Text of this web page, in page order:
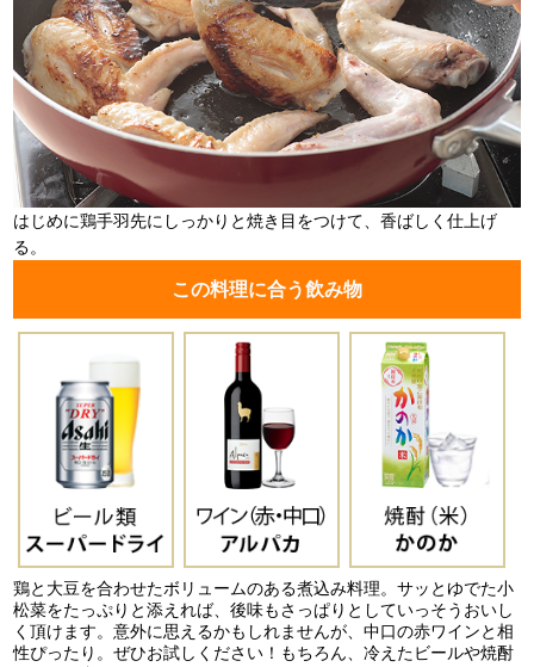
はじめに鶏手羽先にしっかりと焼き目をつけて、香ばしく仕上げ
る。
この料理に合う飲み物
鶏と大豆を合わせたボリュームのある煮込み料理。サッとゆでた小
松菜をたっぷりと添えれば、後味もさっぱりとしていっそうおいし
く頂けます。意外に思えるかもしれませんが、中口の赤ワインと相
性ぴったり。ぜひお試しください！もちろん、冷えたビールや焼酎